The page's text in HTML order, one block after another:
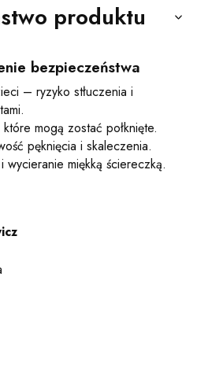
produktu
bezpieczeństwa
– ryzyko stłuczenia i
mogą zostać połknięte.
pęknięcia i skaleczenia.
miękką ściereczką.